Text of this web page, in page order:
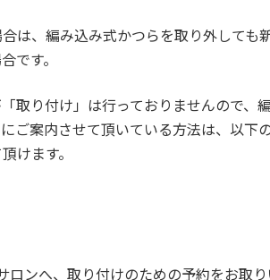
は、編み込み式かつらを取り外して
です。
取り付け」は行っておりませんので、
ご案内させて頂いている方法は、以下
けます。
ロンへ、取り付けのための予約をお取